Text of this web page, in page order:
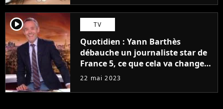
player2 TV
Quotidien : Yann Barthès
débauche un journaliste star de
France 5, ce que cela va changer
à la rentrée
22 mai 2023